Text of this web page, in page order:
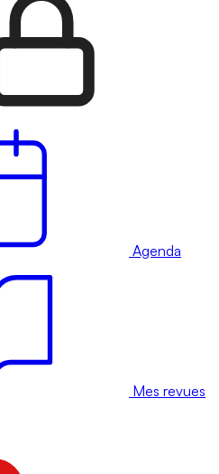
Agenda
Mes revues